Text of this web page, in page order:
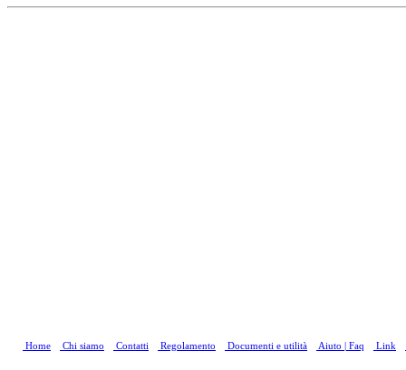
Home Chi siamo Contatti Regolamento Documenti e utilità Aiuto | Faq Link